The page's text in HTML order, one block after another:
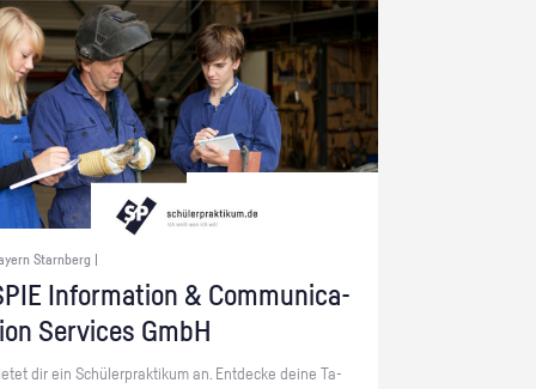
Starnberg |
In­for­ma­ti­on & Com­mu­ni­ca­
Ser­vices GmbH
dir ein Schü­ler­prak­ti­kum an. Ent­de­cke deine Ta­